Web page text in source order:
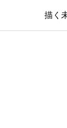
描く